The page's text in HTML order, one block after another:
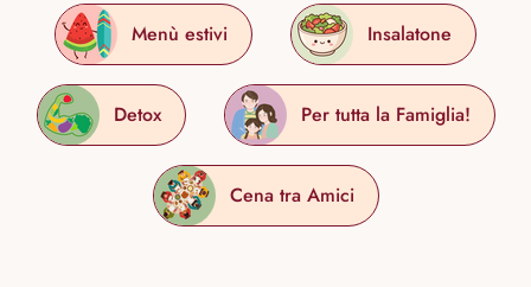
Menù estivi Insalatone
Detox Per tutta la Famiglia!
Cena tra Amici